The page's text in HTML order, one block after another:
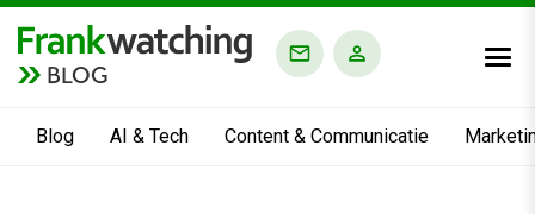
BLOG
Blog AI & Tech Content & Communicatie